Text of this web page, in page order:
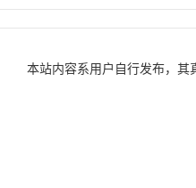
本站内容系用户自行发布，其